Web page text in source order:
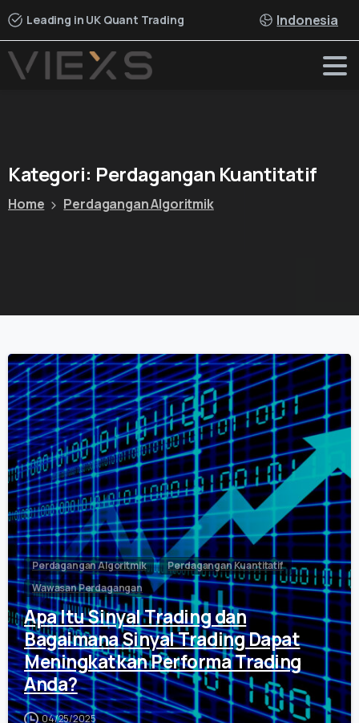
Leading in UK Quant Trading Indonesia
Kategori: Perdagangan Kuantitatif
Home Perdagangan Algoritmik
0
Perdagangan Algoritmik
Perdagangan Kuantitatif
Wawasan Perdagangan
Apa Itu Sinyal Trading dan
Bagaimana Sinyal Trading Dapat
Meningkatkan Performa Trading
Anda?
04/25/2025